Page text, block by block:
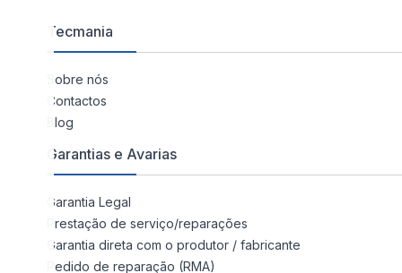
Tecmania
Sobre nós
Contactos
Blog
Garantias e Avarias
Garantia Legal
Prestação de serviço/reparações
Garantia direta com o produtor / fabricante
Pedido de reparação (RMA)